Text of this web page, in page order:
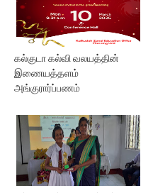
கல்குடா கல்வி வலயத்தின்
இணையத்தளம்
அங்குரார்ப்பணம்